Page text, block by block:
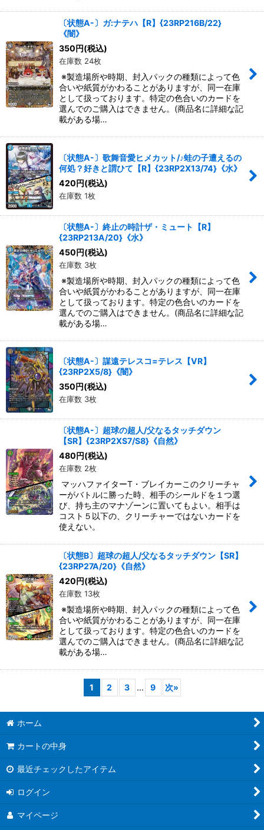
〔状態A-〕ガ:ナテハ【R】{23RP216B/22}
《闇》
350 円(税込)
在庫数 24枚
※製造場所や時期、封入パックの種類によって色
合いや紙質がかわることがありますが、同一在庫
として扱っております。特定の色合いのカードを
選んでのご購入はできません。(商品名に詳細な記
載がある場…
〔状態A-〕歌舞音愛ヒメカット/♪蛙の子遭えるの
何処？好きと謂ひて【R】{23RP2X13/74}《水》
420円(税込)
在庫数 1枚
〔状態A-〕終止の時計ザ・ミュート【R】
{23RP213A/20}《水》
450円(税込)
在庫数 3枚
※製造場所や時期、封入パックの種類によって色
合いや紙質がかわることがありますが、同一在庫
として扱っております。特定の色合いのカードを
選んでのご購入はできません。(商品名に詳細な記
載がある場…
〔状態A-〕謀遠テレスコ=テレス【VR】
{23RP2X5/8}《闇》
350円(税込)
在庫数 3枚
〔状態A-〕超球の超人/父なるタッチダウン
【SR】{23RP2XS7/S8}《自然》
480 円(税込)
在庫数 2枚
マッハファイターT・ブレイカーこのクリーチャ
ーがバトルに勝った時、相手のシールドを１つ選
び、持ち主のマナゾーンに置いてもよい。相手は
コスト５以下の、クリーチャーではないカードを
使えない。
〔状態B〕超球の超人/父なるタッチダウン【SR】
{23RP27A/20}《自然》
420 円(税込)
在庫数 13枚
※製造場所や時期、封入パックの種類によって色
合いや紙質がかわることがありますが、同一在庫
として扱っております。特定の色合いのカードを
選んでのご購入はできません。(商品名に詳細な記
載がある場…
1 2 3 ... 9 次»
ホーム
カートの中身
最近チェックしたアイテム
ログイン
マイページ